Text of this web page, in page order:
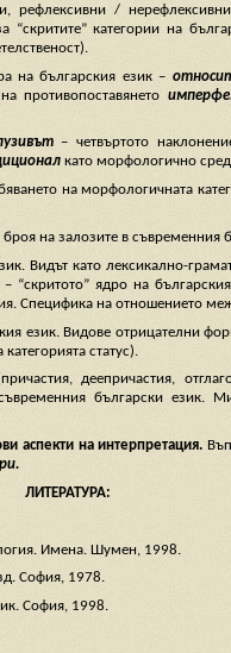
/
категории на
на българския език –
противопоставянето
– четвъртото
като морфологично
на морфологичната
на залозите в съвременния
Видът като лексикално-
– “скритото” ядро на
Специфика на отношението
език. Видове отрицателни
статус).
деепричастия,
български език.
аспекти на интерпретация.
ЛИТЕРАТУРА:
Имена. Шумен, 1998.
София, 1978.
София, 1998.